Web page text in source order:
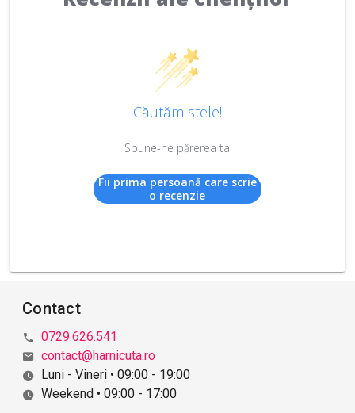
Căutăm stele!
Spune-ne părerea ta
Fii prima persoană care scrie
o recenzie
Contact
0729.626.541
contact@harnicuta.ro
Luni - Vineri • 09:00 - 19:00
Weekend • 09:00 - 17:00